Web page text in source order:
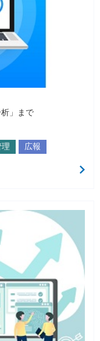
」まで
理 広報